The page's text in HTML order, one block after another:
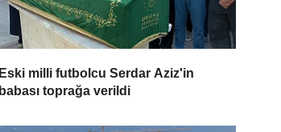
Eski milli futbolcu Serdar Aziz'in
babası toprağa verildi